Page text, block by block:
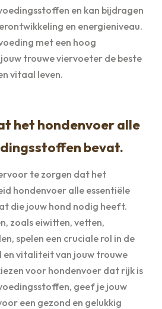
en kan bijdragen
en energieniveau.
met een hoog
trouwe viervoeter de beste
vitaal leven.
het hondenvoer alle
bevat.
te zorgen dat het
hondenvoer alle essentiële
die jouw hond nodig heeft.
zoals eiwitten, vetten,
spelen een cruciale rol in de
en vitaliteit van jouw trouwe
voor hondenvoer dat rijk is
geef je jouw
een gezond en gelukkig